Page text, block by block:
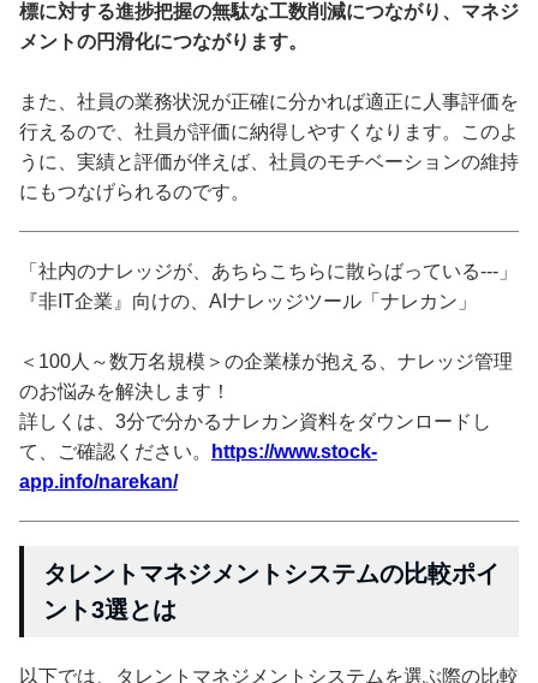
標に対する進捗把握の無駄な工数削減につながり、マネジ
メントの円滑化につながります。
また、社員の業務状況が正確に分かれば適正に人事評価を
行えるので、社員が評価に納得しやすくなります。このよ
うに、実績と評価が伴えば、社員のモチベーションの維持
にもつなげられるのです。
「社内のナレッジが、あちらこちらに散らばっている---」
『非IT企業』向けの、AIナレッジツール「ナレカン」
＜100人～数万名規模＞の企業様が抱える、ナレッジ管理
のお悩みを解決します！
詳しくは、3分で分かるナレカン資料をダウンロードし
て、ご確認ください。
https://www.stock-
app.info/narekan/
タレントマネジメントシステムの比較ポイ
ント3選とは
以下では、タレントマネジメントシステムを選ぶ際の比較